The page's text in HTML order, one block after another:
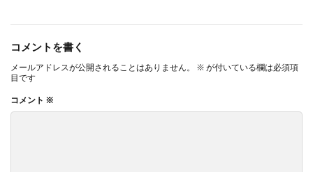
コメントを書く
メールアドレスが公開されることはありません。 ※ が付いている欄は必須項
目です
コメント ※